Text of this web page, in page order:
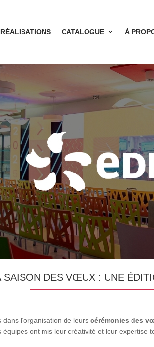
RÉALISATIONS CATALOGUE À
SAISON DES VŒUX : UNE
dans l’organisation de leurscérémonies des
ont mis leur créativité et leur expertise